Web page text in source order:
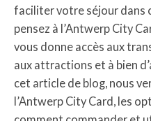
faciliter votre séjour dans
pensez à l’Antwerp City
vous donne accès aux
aux attractions et à bien
cet article de blog, nous
l’Antwerp City Card, les